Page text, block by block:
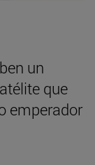
un
que
emperador